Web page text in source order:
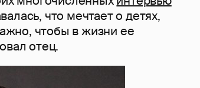
что мечтает о детях,
чтобы в жизни ее
отец.